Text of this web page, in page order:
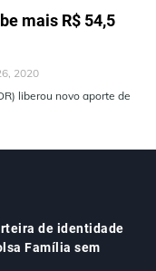
mais R$ 54,5
2020
liberou novo aporte de
de identidade
Família sem